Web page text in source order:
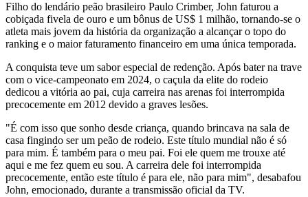
Filho do lendário peão brasileiro Paulo Crimber, John faturou a
cobiçada fivela de ouro e um bônus de US$ 1 milhão, tornando-se o
atleta mais jovem da história da organização a alcançar o topo do
ranking e o maior faturamento financeiro em uma única temporada.
A conquista teve um sabor especial de redenção. Após bater na trave
com o vice-campeonato em 2024, o caçula da elite do rodeio
dedicou a vitória ao pai, cuja carreira nas arenas foi interrompida
precocemente em 2012 devido a graves lesões.
"É com isso que sonho desde criança, quando brincava na sala de
casa fingindo ser um peão de rodeio. Este título mundial não é só
para mim. É também para o meu pai. Foi ele quem me trouxe até
aqui e me fez quem eu sou. A carreira dele foi interrompida
precocemente, então este título é para ele, não para mim", desabafou
John, emocionado, durante a transmissão oficial da TV.